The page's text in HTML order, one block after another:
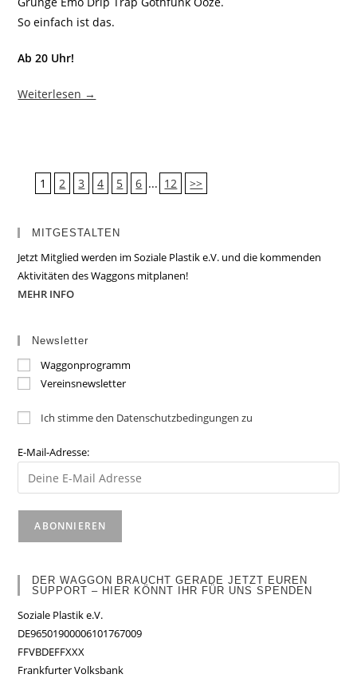
So einfach ist das.
Ab 20 Uhr!
Weiterlesen →
1 2 3 4 5 6 ... 12 >>
MITGESTALTEN
Jetzt Mitglied werden im Soziale Plastik e.V. und die kommenden
Aktivitäten des Waggons mitplanen!
MEHR INFO
Newsletter
Waggonprogramm
Vereinsnewsletter
Ich stimme den Datenschutzbedingungen zu
E-Mail-Adresse:
DER WAGGON BRAUCHT GERADE JETZT EUREN
SUPPORT – HIER KÖNNT IHR FÜR UNS SPENDEN
Soziale Plastik e.V.
DE96501900006101767009
FFVBDEFFXXX
Frankfurter Volksbank